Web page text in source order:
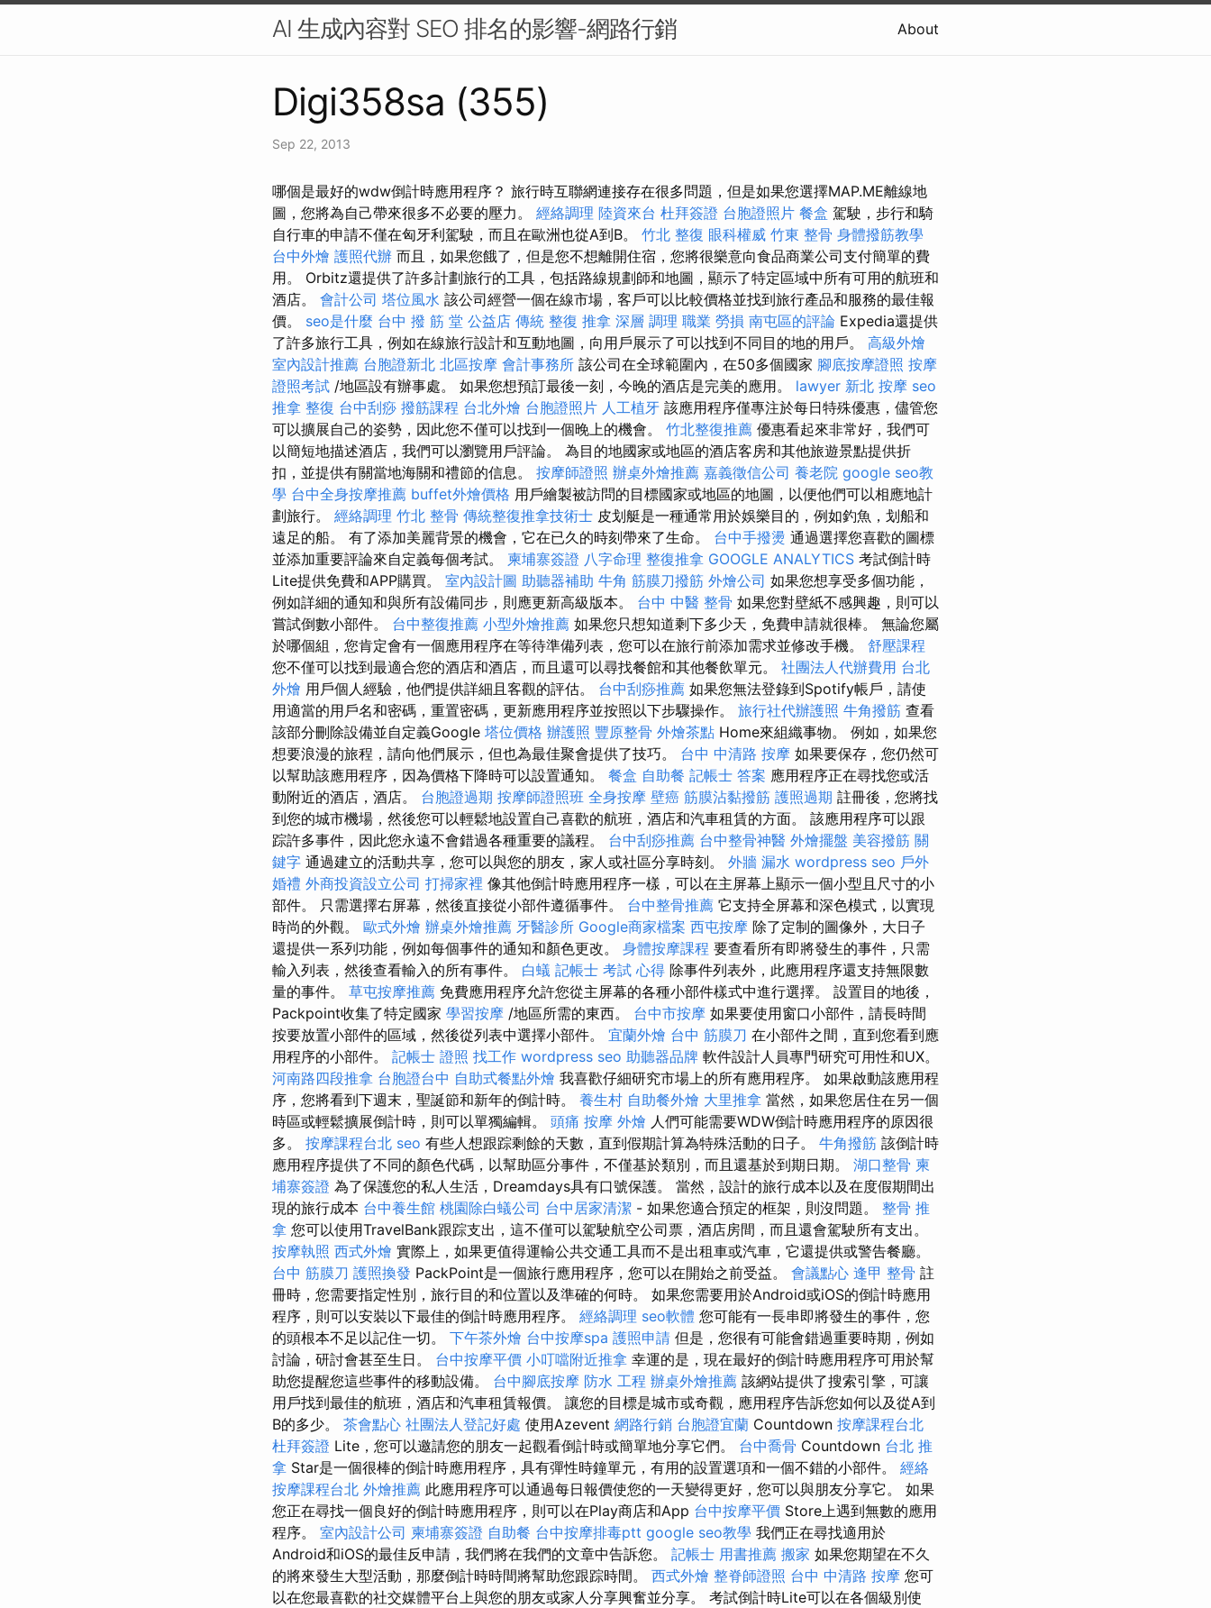
AI 生成內容對 SEO 排名的影響-網路行銷 About
Digi358sa (355)
Sep 22, 2013
哪個是最好的wdw倒計時應用程序？ 旅行時互聯網連接存在很多問題，但是如果您選擇MAP.ME離線地
圖，您將為自己帶來很多不必要的壓力。 經絡調理 陸資來台 杜拜簽證 台胞證照片 餐盒 駕駛，步行和騎
自行車的申請不僅在匈牙利駕駛，而且在歐洲也從A到B。 竹北 整復 眼科權威 竹東 整骨 身體撥筋教學
台中外燴 護照代辦 而且，如果您餓了，但是您不想離開住宿，您將很樂意向食品商業公司支付簡單的費
用。 Orbitz還提供了許多計劃旅行的工具，包括路線規劃師和地圖，顯示了特定區域中所有可用的航班和
酒店。 會計公司 塔位風水 該公司經營一個在線市場，客戶可以比較價格並找到旅行產品和服務的最佳報
價。 seo是什麼 台中 撥 筋 堂 公益店 傳統 整復 推拿 深層 調理 職業 勞損 南屯區的評論 Expedia還提供
了許多旅行工具，例如在線旅行設計和互動地圖，向用戶展示了可以找到不同目的地的用戶。 高級外燴
室內設計推薦 台胞證新北 北區按摩 會計事務所 該公司在全球範圍內，在50多個國家 腳底按摩證照 按摩
證照考試 /地區設有辦事處。 如果您想預訂最後一刻，今晚的酒店是完美的應用。 lawyer 新北 按摩 seo
推拿 整復 台中刮痧 撥筋課程 台北外燴 台胞證照片 人工植牙 該應用程序僅專注於每日特殊優惠，儘管您
可以擴展自己的姿勢，因此您不僅可以找到一個晚上的機會。 竹北整復推薦 優惠看起來非常好，我們可
以簡短地描述酒店，我們可以瀏覽用戶評論。 為目的地國家或地區的酒店客房和其他旅遊景點提供折
扣，並提供有關當地海關和禮節的信息。 按摩師證照 辦桌外燴推薦 嘉義徵信公司 養老院 google seo教
學 台中全身按摩推薦 buffet外燴價格 用戶繪製被訪問的目標國家或地區的地圖，以便他們可以相應地計
劃旅行。 經絡調理 竹北 整骨 傳統整復推拿技術士 皮划艇是一種通常用於娛樂目的，例如釣魚，划船和
遠足的船。 有了添加美麗背景的機會，它在已久的時刻帶來了生命。 台中手撥燙 通過選擇您喜歡的圖標
並添加重要評論來自定義每個考試。 柬埔寨簽證 八字命理 整復推拿 GOOGLE ANALYTICS 考試倒計時
Lite提供免費和APP購買。 室內設計圖 助聽器補助 牛角 筋膜刀撥筋 外燴公司 如果您想享受多個功能，
例如詳細的通知和與所有設備同步，則應更新高級版本。 台中 中醫 整骨 如果您對壁紙不感興趣，則可以
嘗試倒數小部件。 台中整復推薦 小型外燴推薦 如果您只想知道剩下多少天，免費申請就很棒。 無論您屬
於哪個組，您肯定會有一個應用程序在等待準備列表，您可以在旅行前添加需求並修改手機。 舒壓課程
您不僅可以找到最適合您的酒店和酒店，而且還可以尋找餐館和其他餐飲單元。 社團法人代辦費用 台北
外燴 用戶個人經驗，他們提供詳細且客觀的評估。 台中刮痧推薦 如果您無法登錄到Spotify帳戶，請使
用適當的用戶名和密碼，重置密碼，更新應用程序並按照以下步驟操作。 旅行社代辦護照 牛角撥筋 查看
該部分刪除設備並自定義Google 塔位價格 辦護照 豐原整骨 外燴茶點 Home來組織事物。 例如，如果您
想要浪漫的旅程，請向他們展示，但也為最佳聚會提供了技巧。 台中 中清路 按摩 如果要保存，您仍然可
以幫助該應用程序，因為價格下降時可以設置通知。 餐盒 自助餐 記帳士 答案 應用程序正在尋找您或活
動附近的酒店，酒店。 台胞證過期 按摩師證照班 全身按摩 壁癌 筋膜沾黏撥筋 護照過期 註冊後，您將找
到您的城市機場，然後您可以輕鬆地設置自己喜歡的航班，酒店和汽車租賃的方面。 該應用程序可以跟
踪許多事件，因此您永遠不會錯過各種重要的議程。 台中刮痧推薦 台中整骨神醫 外燴擺盤 美容撥筋 關
鍵字 通過建立的活動共享，您可以與您的朋友，家人或社區分享時刻。 外牆 漏水 wordpress seo 戶外
婚禮 外商投資設立公司 打掃家裡 像其他倒計時應用程序一樣，可以在主屏幕上顯示一個小型且尺寸的小
部件。 只需選擇右屏幕，然後直接從小部件遵循事件。 台中整骨推薦 它支持全屏幕和深色模式，以實現
時尚的外觀。 歐式外燴 辦桌外燴推薦 牙醫診所 Google商家檔案 西屯按摩 除了定制的圖像外，大日子
還提供一系列功能，例如每個事件的通知和顏色更改。 身體按摩課程 要查看所有即將發生的事件，只需
輸入列表，然後查看輸入的所有事件。 白蟻 記帳士 考試 心得 除事件列表外，此應用程序還支持無限數
量的事件。 草屯按摩推薦 免費應用程序允許您從主屏幕的各種小部件樣式中進行選擇。 設置目的地後，
Packpoint收集了特定國家 學習按摩 /地區所需的東西。 台中市按摩 如果要使用窗口小部件，請長時間
按要放置小部件的區域，然後從列表中選擇小部件。 宜蘭外燴 台中 筋膜刀 在小部件之間，直到您看到應
用程序的小部件。 記帳士 證照 找工作 wordpress seo 助聽器品牌 軟件設計人員專門研究可用性和UX。
河南路四段推拿 台胞證台中 自助式餐點外燴 我喜歡仔細研究市場上的所有應用程序。 如果啟動該應用程
序，您將看到下週末，聖誕節和新年的倒計時。 養生村 自助餐外燴 大里推拿 當然，如果您居住在另一個
時區或輕鬆擴展倒計時，則可以單獨編輯。 頭痛 按摩 外燴 人們可能需要WDW倒計時應用程序的原因很
多。 按摩課程台北 seo 有些人想跟踪剩餘的天數，直到假期計算為特殊活動的日子。 牛角撥筋 該倒計時
應用程序提供了不同的顏色代碼，以幫助區分事件，不僅基於類別，而且還基於到期日期。 湖口整骨 柬
埔寨簽證 為了保護您的私人生活，Dreamdays具有口號保護。 當然，設計的旅行成本以及在度假期間出
現的旅行成本 台中養生館 桃園除白蟻公司 台中居家清潔 - 如果您適合預定的框架，則沒問題。 整骨 推
拿 您可以使用TravelBank跟踪支出，這不僅可以駕駛航空公司票，酒店房間，而且還會駕駛所有支出。
按摩執照 西式外燴 實際上，如果更值得運輸公共交通工具而不是出租車或汽車，它還提供或警告餐廳。
台中 筋膜刀 護照換發 PackPoint是一個旅行應用程序，您可以在開始之前受益。 會議點心 逢甲 整骨 註
冊時，您需要指定性別，旅行目的和位置以及準確的何時。 如果您需要用於Android或iOS的倒計時應用
程序，則可以安裝以下最佳的倒計時應用程序。 經絡調理 seo軟體 您可能有一長串即將發生的事件，您
的頭根本不足以記住一切。 下午茶外燴 台中按摩spa 護照申請 但是，您很有可能會錯過重要時期，例如
討論，研討會甚至生日。 台中按摩平價 小叮噹附近推拿 幸運的是，現在最好的倒計時應用程序可用於幫
助您提醒您這些事件的移動設備。 台中腳底按摩 防水 工程 辦桌外燴推薦 該網站提供了搜索引擎，可讓
用戶找到最佳的航班，酒店和汽車租賃報價。 讓您的目標是城市或奇觀，應用程序告訴您如何以及從A到
B的多少。 茶會點心 社團法人登記好處 使用Azevent 網路行銷 台胞證宜蘭 Countdown 按摩課程台北
杜拜簽證 Lite，您可以邀請您的朋友一起觀看倒計時或簡單地分享它們。 台中喬骨 Countdown 台北 推
拿 Star是一個很棒的倒計時應用程序，具有彈性時鐘單元，有用的設置選項和一個不錯的小部件。 經絡
按摩課程台北 外燴推薦 此應用程序可以通過每日報價使您的一天變得更好，您可以與朋友分享它。 如果
您正在尋找一個良好的倒計時應用程序，則可以在Play商店和App 台中按摩平價 Store上遇到無數的應用
程序。 室內設計公司 柬埔寨簽證 自助餐 台中按摩排毒ptt google seo教學 我們正在尋找適用於
Android和iOS的最佳反申請，我們將在我們的文章中告訴您。 記帳士 用書推薦 搬家 如果您期望在不久
的將來發生大型活動，那麼倒計時時間將幫助您跟踪時間。 西式外燴 整脊師證照 台中 中清路 按摩 您可
以在您最喜歡的社交媒體平台上與您的朋友或家人分享興奮並分享。 考試倒計時Lite可以在各個級別使